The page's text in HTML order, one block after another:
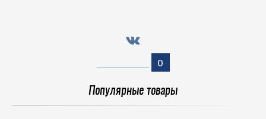
0
Популярные товары